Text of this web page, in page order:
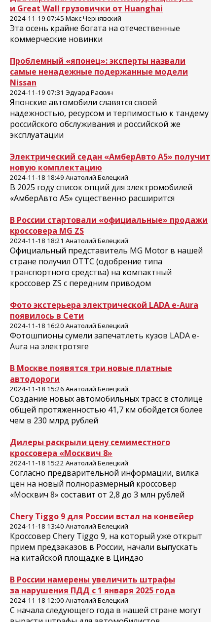
и Great Wall грузовички от Huanghai
2024-11-19 07:45 Макс Чернявский
Эта осень крайне богата на отечественные
коммерческие новинки
Проблемный «японец»: эксперты назвали
самые ненадежные подержанные модели
Nissan
2024-11-19 07:31 Эдуард Раскин
Японские автомобили славятся своей
надежностью, ресурсом и терпимостью к тандему
российского обслуживания и российской же
эксплуатации
Электрический седан «АмберАвто А5» получит
новую комплектацию
2024-11-18 18:49 Анатолий Белецкий
В 2025 году список опций для электромобилей
«АмберАвто А5» существенно расширится
В России стартовали «официальные» продажи
кроссовера MG ZS
2024-11-18 18:21 Анатолий Белецкий
Официальный представитель MG Motor в нашей
стране получил ОТТС (одобрение типа
транспортного средства) на компактный
кроссовер ZS с передним приводом
Фото экстерьера электрической LADA e-Aura
появилось в Сети
2024-11-18 16:20 Анатолий Белецкий
Фотошпионы сумели запечатлеть кузов LADA e-
Aura на электротяге
В Москве появятся три новые платные
автодороги
2024-11-18 15:26 Анатолий Белецкий
Создание новых автомобильных трасс в столице
общей протяженностью 41,7 км обойдется более
чем в 230 млрд рублей
Дилеры раскрыли цену семиместного
кроссовера «Москвич 8»
2024-11-18 15:22 Анатолий Белецкий
Согласно предварительной информации, вилка
цен на новый полноразмерный кроссовер
«Москвич 8» составит от 2,8 до 3 млн рублей
Chery Tiggo 9 для России встал на конвейер
2024-11-18 13:40 Анатолий Белецкий
Кроссовер Chery Tiggo 9, на который уже открыт
прием предзаказов в России, начали выпускать
на китайской площадке в Циндао
В России намерены увеличить штрафы
за нарушения ПДД с 1 января 2025 года
2024-11-18 12:00 Анатолий Белецкий
С начала следующего года в нашей стране могут